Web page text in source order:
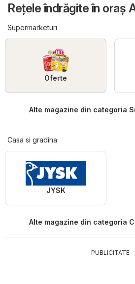
Reţele îndrăgite în oraş
Supermarketuri
Oferte
Alte magazine din categoria
Casa si gradina
JYSK
Alte magazine din categoria
PUBLICITATE